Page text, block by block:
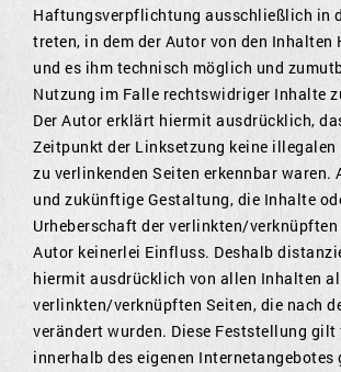
Haftungsverpflichtung ausschließlich in
treten, in dem der Autor von den Inhalten
und es ihm technisch möglich und
Nutzung im Falle rechtswidriger Inhalte
Der Autor erklärt hiermit ausdrücklich,
Zeitpunkt der Linksetzung keine illegalen
zu verlinkenden Seiten erkennbar waren.
und zukünftige Gestaltung, die Inhalte
Urheberschaft der verlinkten/
Autor keinerlei Einfluss. Deshalb
hiermit ausdrücklich von allen Inhalten
verlinkten/verknüpften Seiten, die nach
verändert wurden. Diese Feststellung
innerhalb des eigenen Internetangebotes